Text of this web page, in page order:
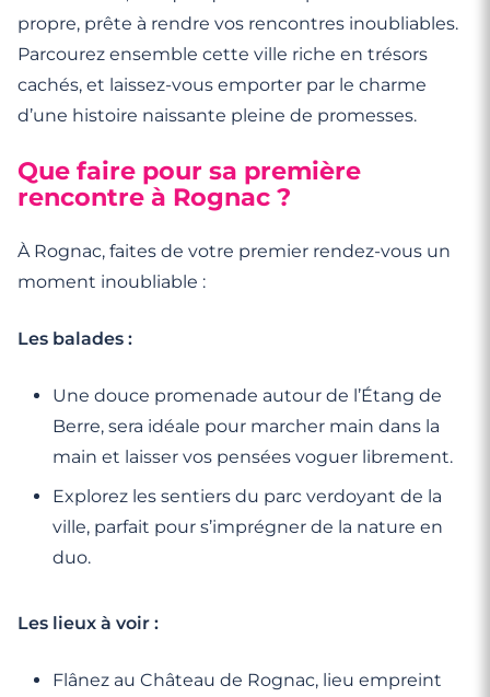
propre, prête à rendre vos rencontres inoubliables.
Parcourez ensemble cette ville riche en trésors
cachés, et laissez-vous emporter par le charme
d’une histoire naissante pleine de promesses.
Que faire pour sa première
rencontre à Rognac ?
À Rognac, faites de votre premier rendez-vous un
moment inoubliable :
Les balades :
Une douce promenade autour de l’Étang de
Berre, sera idéale pour marcher main dans la
main et laisser vos pensées voguer librement.
Explorez les sentiers du parc verdoyant de la
ville, parfait pour s’imprégner de la nature en
duo.
Les lieux à voir :
Flânez au Château de Rognac, lieu empreint